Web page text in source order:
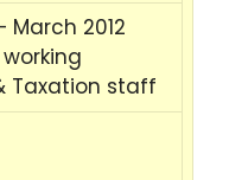
March 2012
Taxation staff